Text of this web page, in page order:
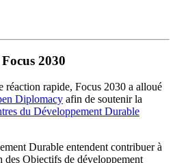
2030
réaction rapide, Focus 2030 a alloué
Diplomacy afin de soutenir la
du Développement Durable
Durable entendent contribuer à
des Objectifs de développement